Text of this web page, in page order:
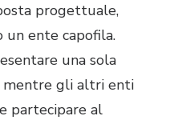
progettuale,
un ente capofila.
una sola
mentre gli altri enti
partecipare al